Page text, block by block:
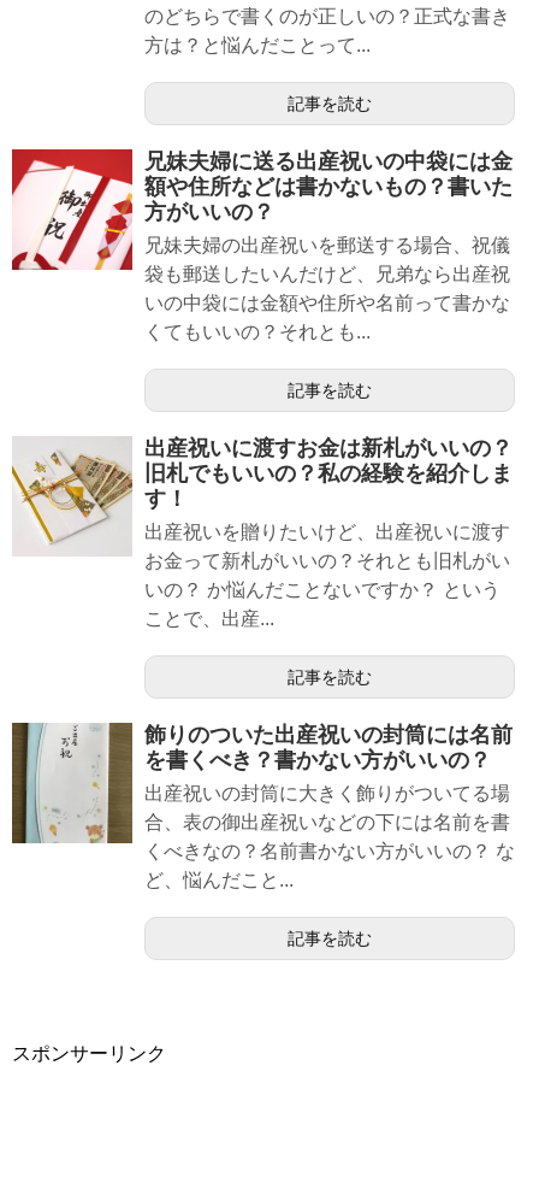
のどちらで書くのが正しいの？正式な書き
方は？と悩んだことって...
記事を読む
兄妹夫婦に送る出産祝いの中袋には金
額や住所などは書かないもの？書いた
方がいいの？
兄妹夫婦の出産祝いを郵送する場合、祝儀
袋も郵送したいんだけど、兄弟なら出産祝
いの中袋には金額や住所や名前って書かな
くてもいいの？それとも...
記事を読む
出産祝いに渡すお金は新札がいいの？
旧札でもいいの？私の経験を紹介しま
す！
出産祝いを贈りたいけど、出産祝いに渡す
お金って新札がいいの？それとも旧札がい
いの？ か悩んだことないですか？ という
ことで、出産...
記事を読む
飾りのついた出産祝いの封筒には名前
を書くべき？書かない方がいいの？
出産祝いの封筒に大きく飾りがついてる場
合、表の御出産祝いなどの下には名前を書
くべきなの？名前書かない方がいいの？ な
ど、悩んだこと...
記事を読む
スポンサーリンク